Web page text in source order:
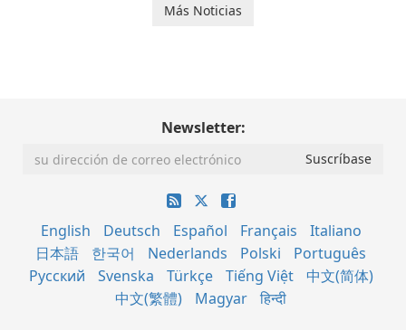
Más Noticias
Newsletter:
English Deutsch Español Français
Italiano
日本語
한국어 Nederlands Polski
Português
Русский
Svenska Türkçe Tiếng Việt
中文(简体)
中文(繁體)
Magyar हिन्दी